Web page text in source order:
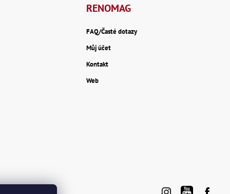
RENOMAG
FAQ/Časté dotazy
Můj účet
Kontakt
Web